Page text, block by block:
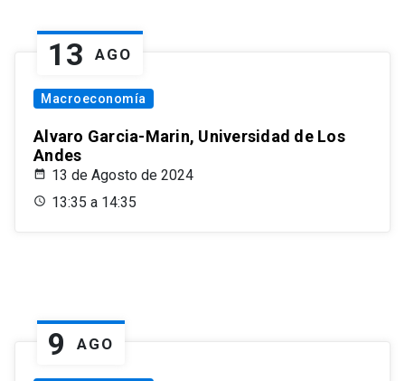
13 AGO
Macroeconomía
Alvaro Garcia-Marin, Universidad de Los
Andes
13 de Agosto de 2024
13:35 a 14:35
9 AGO